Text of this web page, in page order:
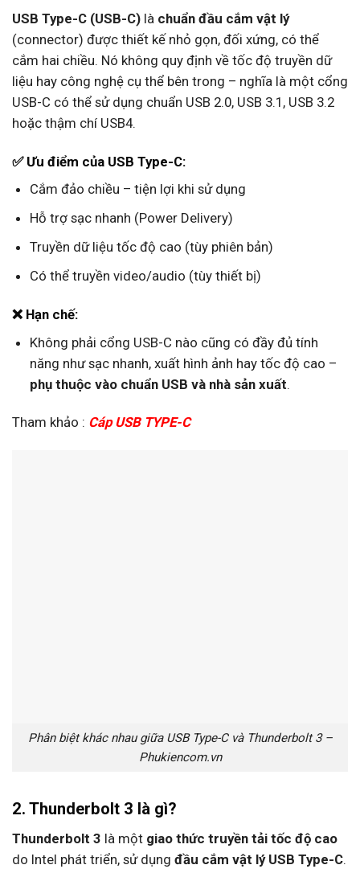
USB Type-C (USB-C) là chuẩn đầu cắm vật lý
(connector) được thiết kế nhỏ gọn, đối xứng, có thể
cắm hai chiều. Nó không quy định về tốc độ truyền dữ
liệu hay công nghệ cụ thể bên trong – nghĩa là một cổng
USB-C có thể sử dụng chuẩn USB 2.0, USB 3.1, USB 3.2
hoặc thậm chí USB4.
✅ Ưu điểm của USB Type-C:
Cắm đảo chiều – tiện lợi khi sử dụng
Hỗ trợ sạc nhanh (Power Delivery)
Truyền dữ liệu tốc độ cao (tùy phiên bản)
Có thể truyền video/audio (tùy thiết bị)
❌ Hạn chế:
Không phải cổng USB-C nào cũng có đầy đủ tính
năng như sạc nhanh, xuất hình ảnh hay tốc độ cao –
phụ thuộc vào chuẩn USB và nhà sản xuất.
Tham khảo : Cáp USB TYPE-C
Phân biệt khác nhau giữa USB Type-C và Thunderbolt 3 –
Phukiencom.vn
2. Thunderbolt 3 là gì?
Thunderbolt 3 là một giao thức truyền tải tốc độ cao
do Intel phát triển, sử dụng đầu cắm vật lý USB Type-C.